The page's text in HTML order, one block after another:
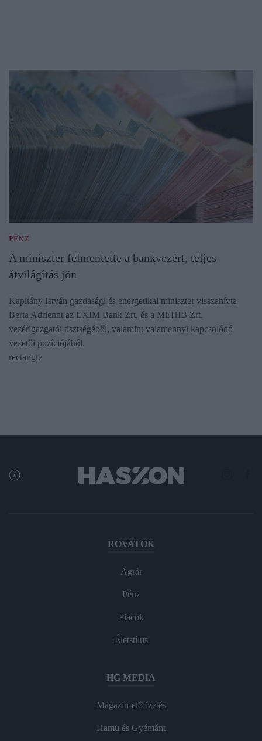
PÉNZ
A miniszter felmentette a bankvezért, teljes
átvilágítás jön
Kapitány István gazdasági és energetikai miniszter visszahívta
Berta Adriennt az EXIM Bank Zrt. és a MEHIB Zrt.
vezérigazgatói tisztségéből, valamint valamennyi kapcsolódó
vezetői pozíciójából.
rectangle
ROVATOK
Agrár
Pénz
Piacok
Életstílus
HG MEDIA
Magazin-előfizetés
Hamu és Gyémánt